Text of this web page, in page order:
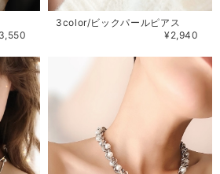
3color/ビックパールピアス
¥2,940